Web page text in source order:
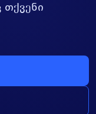
თქვენი